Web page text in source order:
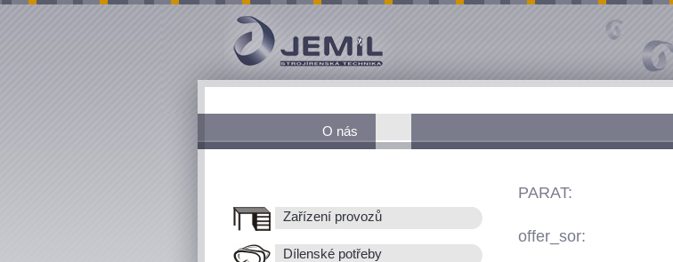
O nás
Zařízení provozů
Dílenské potřeby
PARAT:
offer_sor: